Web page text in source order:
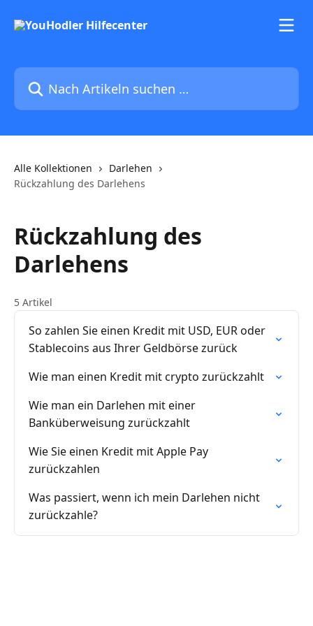
Nach Artikeln suchen …
Alle Kollektionen
Darlehen
Rückzahlung des Darlehens
Rückzahlung des
Darlehens
5 Artikel
So zahlen Sie einen Kredit mit USD, EUR oder
Stablecoins aus Ihrer Geldbörse zurück
Wie man einen Kredit mit crypto zurückzahlt
Wie man ein Darlehen mit einer
Banküberweisung zurückzahlt
Wie Sie einen Kredit mit Apple Pay
zurückzahlen
Was passiert, wenn ich mein Darlehen nicht
zurückzahle?